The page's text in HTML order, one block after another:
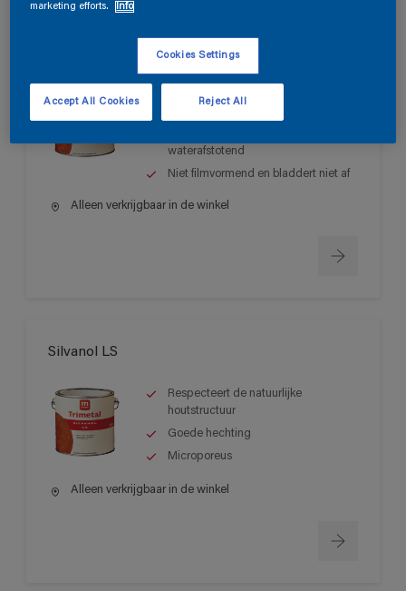
Respecteert de natuurlijke
waterafstotend
Niet filmvormend en bladdert niet af
Alleen verkrijgbaar in de winkel
Silvanol LS
Respecteert de natuurlijke
houtstructuur
Goede hechting
Microporeus
Alleen verkrijgbaar in de winkel
marketing efforts.
Info
Cookies Settings
Reject All
Accept All Cookies